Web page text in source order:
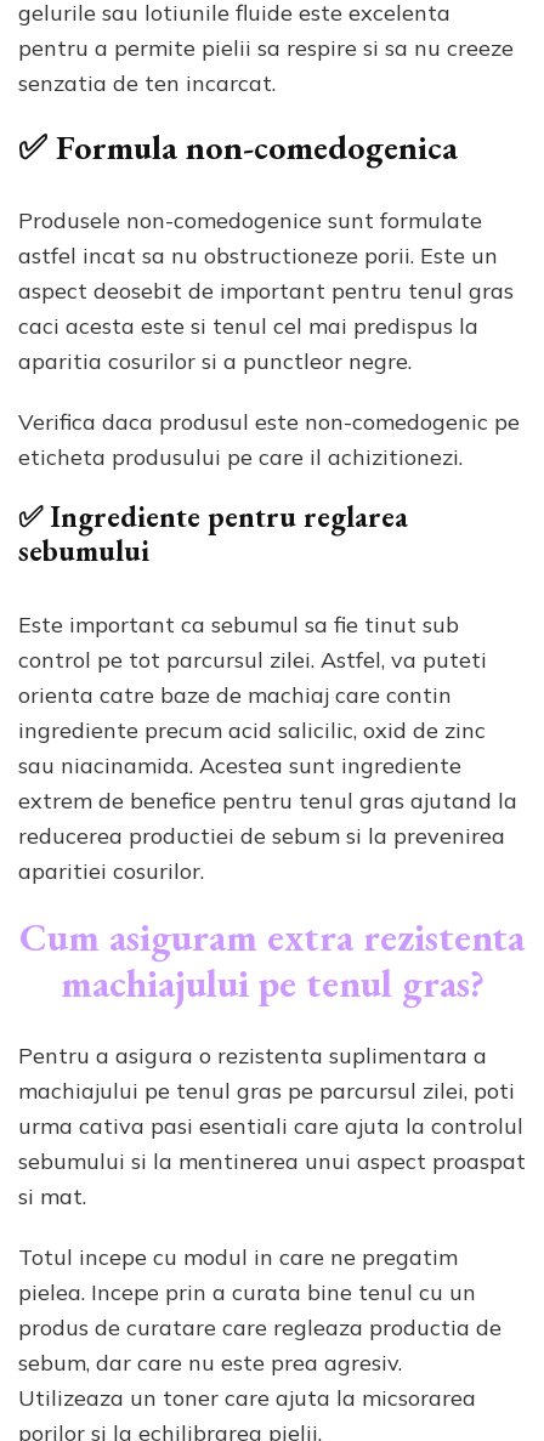
gelurile sau lotiunile fluide este excelenta
pentru a permite pielii sa respire si sa nu creeze
senzatia de ten incarcat.
✅ Formula non-comedogenica
Produsele non-comedogenice sunt formulate
astfel incat sa nu obstructioneze porii. Este un
aspect deosebit de important pentru tenul gras
caci acesta este si tenul cel mai predispus la
aparitia cosurilor si a punctleor negre.
Verifica daca produsul este non-comedogenic pe
eticheta produsului pe care il achizitionezi.
✅ Ingrediente pentru reglarea
sebumului
Este important ca sebumul sa fie tinut sub
control pe tot parcursul zilei. Astfel, va puteti
orienta catre baze de machiaj care contin
ingrediente precum acid salicilic, oxid de zinc
sau niacinamida. Acestea sunt ingrediente
extrem de benefice pentru tenul gras ajutand la
reducerea productiei de sebum si la prevenirea
aparitiei cosurilor.
Cum asiguram extra rezistenta
machiajului pe tenul gras?
Pentru a asigura o rezistenta suplimentara a
machiajului pe tenul gras pe parcursul zilei, poti
urma cativa pasi esentiali care ajuta la controlul
sebumului si la mentinerea unui aspect proaspat
si mat.
Totul incepe cu modul in care ne pregatim
pielea. Incepe prin a curata bine tenul cu un
produs de curatare care regleaza productia de
sebum, dar care nu este prea agresiv.
Utilizeaza un toner care ajuta la micsorarea
porilor si la echilibrarea pielii.